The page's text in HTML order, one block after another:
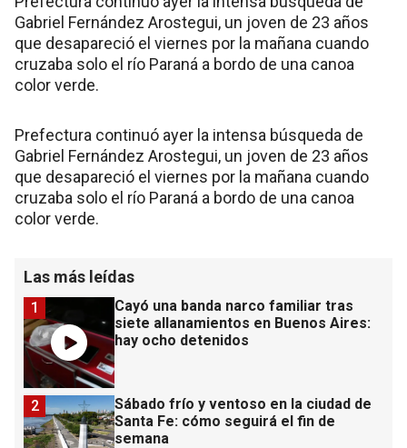
Gabriel Fernández Arostegui, un joven de 23 años
que desapareció el viernes por la mañana cuando
cruzaba solo el río Paraná a bordo de una canoa
color verde.
Prefectura continuó ayer la intensa búsqueda de
Gabriel Fernández Arostegui, un joven de 23 años
que desapareció el viernes por la mañana cuando
cruzaba solo el río Paraná a bordo de una canoa
color verde.
Las más leídas
Cayó una banda narco familiar tras
siete allanamientos en Buenos Aires:
hay ocho detenidos
1
Sábado frío y ventoso en la ciudad de
Santa Fe: cómo seguirá el fin de
semana
2